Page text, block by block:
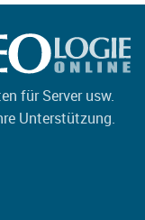
für Server usw.
Unterstützung.